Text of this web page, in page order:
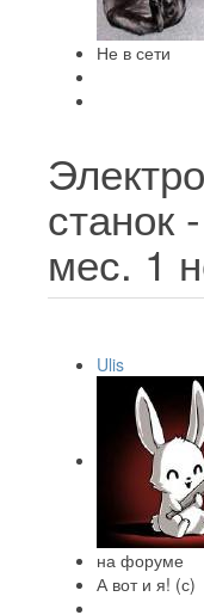
Не в сети
станок
мес. 1
Ulis
на форуме
А вот и я! (с)